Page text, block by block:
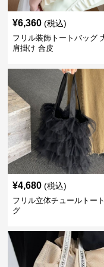
¥6,360 (税込)
フリル装飾トートバッグ
肩掛け 合皮
¥4,680 (税込)
フリル立体チュールトー
グ